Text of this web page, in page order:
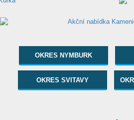
OKRES NYMBURK
OKRES SVITAVY